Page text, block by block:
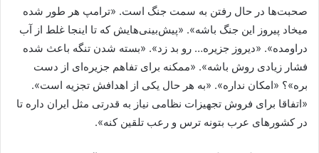
صحبت‌ها در حال رفتن به سمت جنگ است. «ترامپ هر طور شده
میخاد پیروز این جنگ باشه». «پیش‌بینی‌هایش که تا اینجا غلط از آب
دراومده». «دیروز جزیره… رو بد زد». «بسته شدن تنگه باعث شده
فشار زیادی روش باشه». «ممکنه برای تفاهم جزیره‌ای از دست
بره»؟ «امکان نداره». «به هر حال یکی از اهدافش تجزیه است».
«اتفاقا برای فروش تجهیزات نظامی نیاز به قدرتی مثل ایران داره تا
در کشورهای عرب بتونه ترس و رعب تلقین کنه».